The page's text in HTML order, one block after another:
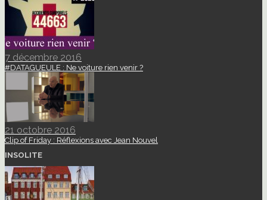
7 décembre 2016
#DATAGUEULE : Ne voiture rien venir ?
21 octobre 2016
Clip of Friday : Réflexions avec Jean Nouvel
INSOLITE